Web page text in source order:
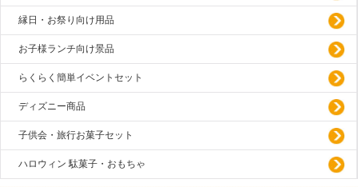
縁日・お祭り向け用品
お子様ランチ向け景品
らくらく簡単イベントセット
ディズニー商品
子供会・旅行お菓子セット
ハロウィン 駄菓子・おもちゃ